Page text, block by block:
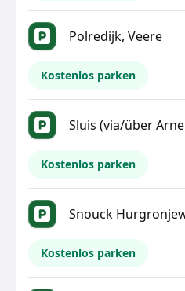
Polredijk, Veere
Kostenlos parken
Sluis (via/über
Kostenlos parken
Snouck
Kostenlos parken